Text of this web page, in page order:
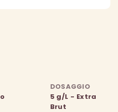
DOSAGGIO
5 g/L - Extra
Brut